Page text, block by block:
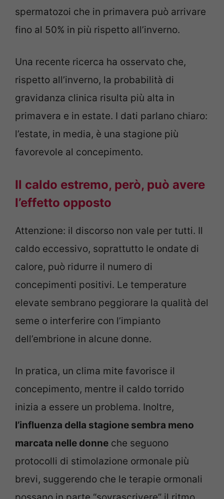
spermatozoi che in primavera può arrivare
fino al 50% in più rispetto all’inverno.
Una recente ricerca ha osservato che,
rispetto all’inverno, la probabilità di
gravidanza clinica risulta più alta in
primavera e in estate. I dati parlano chiaro:
l’estate, in media, è una stagione più
favorevole al concepimento.
Il caldo estremo, però, può avere
l’effetto opposto
Attenzione: il discorso non vale per tutti. Il
caldo eccessivo, soprattutto le ondate di
calore, può ridurre il numero di
concepimenti positivi. Le temperature
elevate sembrano peggiorare la qualità del
seme o interferire con l’impianto
dell’embrione in alcune donne.
In pratica, un clima mite favorisce il
concepimento, mentre il caldo torrido
inizia a essere un problema. Inoltre,
l’influenza della stagione sembra meno
marcata nelle donne che seguono
protocolli di stimolazione ormonale più
brevi, suggerendo che le terapie ormonali